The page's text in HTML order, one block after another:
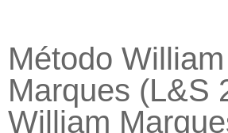
Método William
Marques (L&S
William